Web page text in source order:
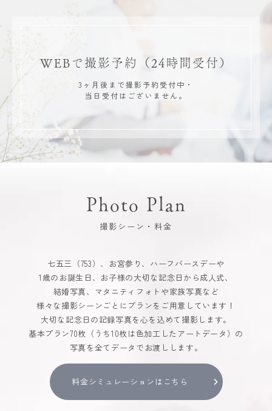
WEBで撮影予約 （24時間受付）
3ヶ月後まで撮影予約受付中・
当日受付はございません。
Photo Plan
撮影シーン・料金
七五三（753）、お宮参り、ハーフバースデーや
1歳のお誕生日、お子様の大切な記念日から成人式、
結婚写真、マタニティフォトや家族写真など
様々な撮影シーンごとにプランをご用意しています！
大切な記念日の記録写真を心を込めて撮影します。
基本プラン70枚（うち10枚は色加工したアートデータ）の
写真を全てデータでお渡しします。
料金シミュレーションはこちら